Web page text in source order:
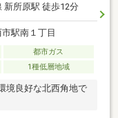
新所原駅 徒歩12分
駅南１丁目
都市ガス
1種低層地域
良好な北西角地で